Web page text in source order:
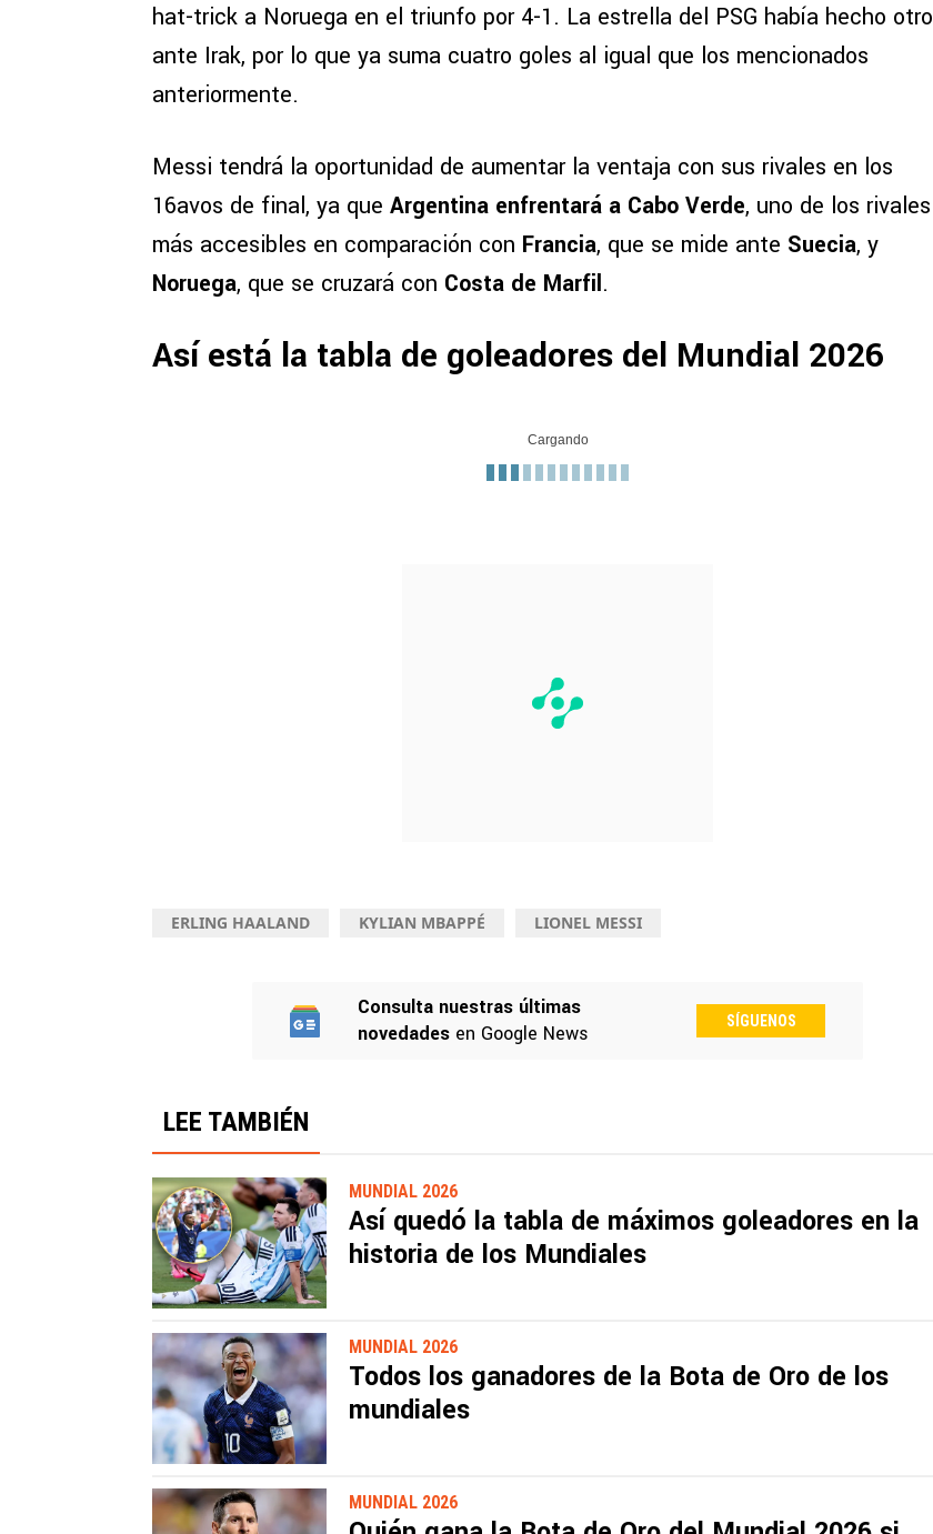
hat-trick a Noruega en el triunfo por 4-1. La estrella del PSG había hecho otro
ante Irak, por lo que ya suma cuatro goles al igual que los mencionados
anteriormente.
Messi tendrá la oportunidad de aumentar la ventaja con sus rivales en los
16avos de final, ya que Argentina enfrentará a Cabo Verde, uno de los rivales
más accesibles en comparación con Francia, que se mide ante Suecia, y
Noruega, que se cruzará con Costa de Marfil.
Así está la tabla de goleadores del Mundial 2026
Cargando
ERLING HAALAND KYLIAN MBAPPÉ LIONEL MESSI
Consulta nuestras últimas
novedades en Google News
SÍGUENOS
LEE TAMBIÉN
MUNDIAL 2026
Así quedó la tabla de máximos goleadores en la
historia de los Mundiales
MUNDIAL 2026
Todos los ganadores de la Bota de Oro de los
mundiales
MUNDIAL 2026